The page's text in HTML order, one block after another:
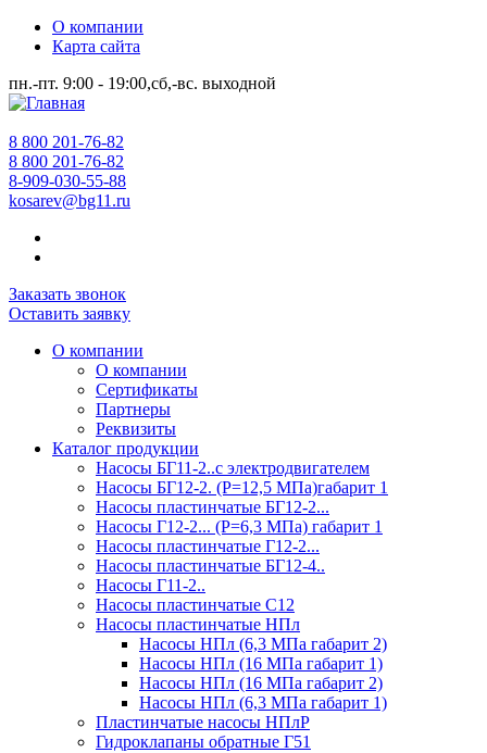
О компании
Карта сайта
пн.-пт. 9:00 - 19:00,сб,-вс. выходной
8 800 201-76-82
8 800 201-76-82
8-909-030-55-88
kosarev@bg11.ru
Заказать звонок
Оставить заявку
О компании
О компании
Сертификаты
Партнеры
Реквизиты
Каталог продукции
Насосы БГ11-2..с электродвигателем
Насосы БГ12-2. (Р=12,5 МПа)габарит 1
Насосы пластинчатые БГ12-2...
Насосы Г12-2... (Р=6,3 МПа) габарит 1
Насосы пластинчатые Г12-2...
Насосы пластинчатые БГ12-4..
Насосы Г11-2..
Насосы пластинчатые С12
Насосы пластинчатые НПл
Насосы НПл (6,3 МПа габарит 2)
Насосы НПл (16 МПа габарит 1)
Насосы НПл (16 МПа габарит 2)
Насосы НПл (6,3 МПа габарит 1)
Пластинчатые насосы НПлР
Гидроклапаны обратные Г51